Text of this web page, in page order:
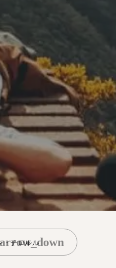
・チロルル